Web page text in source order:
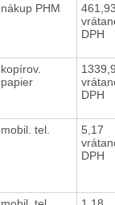
nákup PHM
461,93
DPH
kopírov.
papier
DPH
mobil. tel.
5,17
DPH